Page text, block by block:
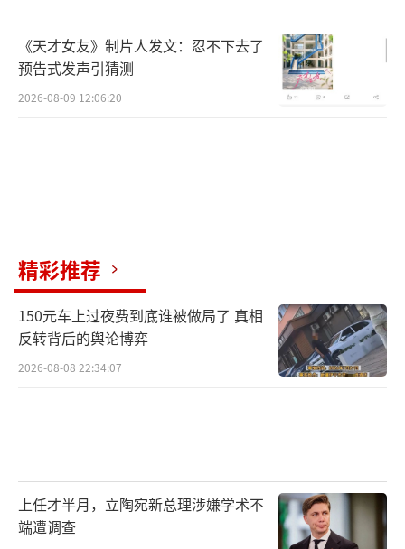
《天才女友》制片人发文：忍不下去了
预告式发声引猜测
2026-08-09 12:06:20
精彩推荐
150元车上过夜费到底谁被做局了 真相
反转背后的舆论博弈
2026-08-08 22:34:07
上任才半月，立陶宛新总理涉嫌学术不
端遭调查